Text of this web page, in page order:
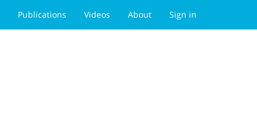
Publications Videos About Sign in